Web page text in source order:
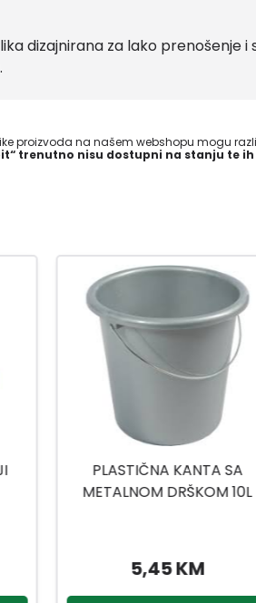
dizajnirana za lako prenošenje i
proizvoda na našem webshopu mogu
trenutno nisu dostupni na stanju te
TITIZ MEDICINSKI BOX AP-
9159
2,00 KM